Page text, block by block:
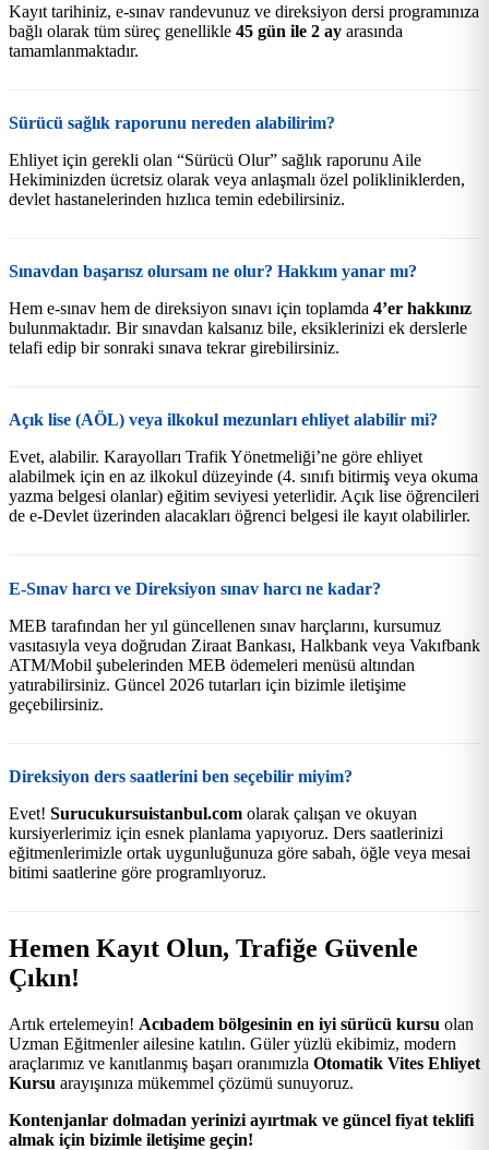
Kayıt tarihiniz, e-sınav randevunuz ve direksiyon dersi programınıza
bağlı olarak tüm süreç genellikle 45 gün ile 2 ay arasında
tamamlanmaktadır.
Sürücü sağlık raporunu nereden alabilirim?
Ehliyet için gerekli olan “Sürücü Olur” sağlık raporunu Aile
Hekiminizden ücretsiz olarak veya anlaşmalı özel polikliniklerden,
devlet hastanelerinden hızlıca temin edebilirsiniz.
Sınavdan başarısz olursam ne olur? Hakkım yanar mı?
Hem e-sınav hem de direksiyon sınavı için toplamda 4’er hakkınız
bulunmaktadır. Bir sınavdan kalsanız bile, eksiklerinizi ek derslerle
telafi edip bir sonraki sınava tekrar girebilirsiniz.
Açık lise (AÖL) veya ilkokul mezunları ehliyet alabilir mi?
Evet, alabilir. Karayolları Trafik Yönetmeliği’ne göre ehliyet
alabilmek için en az ilkokul düzeyinde (4. sınıfı bitirmiş veya okuma
yazma belgesi olanlar) eğitim seviyesi yeterlidir. Açık lise öğrencileri
de e-Devlet üzerinden alacakları öğrenci belgesi ile kayıt olabilirler.
E-Sınav harcı ve Direksiyon sınav harcı ne kadar?
MEB tarafından her yıl güncellenen sınav harçlarını, kursumuz
vasıtasıyla veya doğrudan Ziraat Bankası, Halkbank veya Vakıfbank
ATM/Mobil şubelerinden MEB ödemeleri menüsü altından
yatırabilirsiniz. Güncel 2026 tutarları için bizimle iletişime
geçebilirsiniz.
Direksiyon ders saatlerini ben seçebilir miyim?
Evet! Surucukursuistanbul.com olarak çalışan ve okuyan
kursiyerlerimiz için esnek planlama yapıyoruz. Ders saatlerinizi
eğitmenlerimizle ortak uygunluğunuza göre sabah, öğle veya mesai
bitimi saatlerine göre programlıyoruz.
Hemen Kayıt Olun, Trafiğe Güvenle
Çıkın!
Artık ertelemeyin! Acıbadem bölgesinin en iyi sürücü kursu olan
Uzman Eğitmenler ailesine katılın. Güler yüzlü ekibimiz, modern
araçlarımız ve kanıtlanmış başarı oranımızla Otomatik Vites Ehliyet
Kursu arayışınıza mükemmel çözümü sunuyoruz.
Kontenjanlar dolmadan yerinizi ayırtmak ve güncel fiyat teklifi
almak için bizimle iletişime geçin!